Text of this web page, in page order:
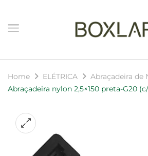
Home ELÉTRICA
Abraçadeira de
Abraçadeira nylon 2,5×150 preta-G20